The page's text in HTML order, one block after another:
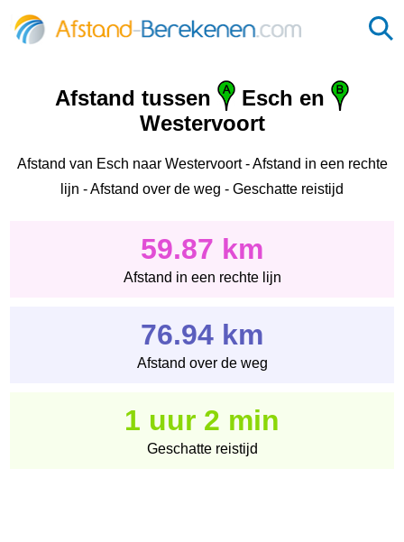
Afstand tussen
Esch en
Westervoort
Afstand van Esch naar Westervoort - Afstand in een rechte
lijn - Afstand over de weg - Geschatte reistijd
59.87 km
Afstand in een rechte lijn
76.94 km
Afstand over de weg
1 uur 2 min
Geschatte reistijd